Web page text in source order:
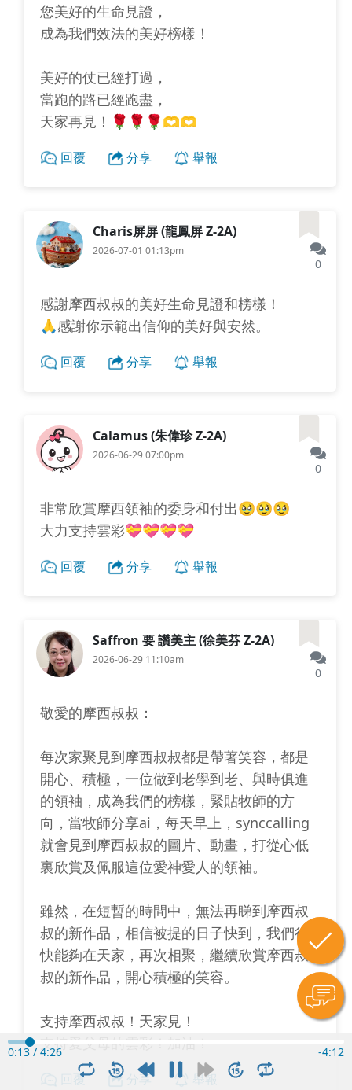
您美好的生命見證，
成為我們效法的美好榜樣！
美好的仗已經打過，
當跑的路已經跑盡，
天家再見！🌹🌹🌹🫶🫶
回覆 分享 舉報
Charis屏屏 (龍鳳屏 Z-2A)
2026-07-01 01:13pm
0
感謝摩西叔叔的美好生命見證和榜樣！
🙏感謝你示範出信仰的美好與安然。
回覆 分享 舉報
Calamus (朱偉珍 Z-2A)
2026-06-29 07:00pm
0
非常欣賞摩西領袖的委身和付出🥹🥹🥹
大力支持雲彩💝💝💝💝
回覆 分享 舉報
Saffron 要 讚美主 (徐美芬 Z-2A)
2026-06-29 11:10am
0
敬愛的摩西叔叔：
每次家聚見到摩西叔叔都是帶著笑容，都是
開心、積極，一位做到老學到老、與時俱進
的領袖，成為我們的榜樣，緊貼牧師的方
向，當牧師分享ai，每天早上，synccalling
就會見到摩西叔叔的圖片、動畫，打從心低
裏欣賞及佩服這位愛神愛人的領袖。
雖然，在短暫的時間中，無法再睇到摩西叔
叔的新作品，相信被提的日子快到，我們很
快能夠在天家，再次相聚，繼續欣賞摩西叔
叔的新作品，開心積極的笑容。
支持摩西叔叔！天家見！
支持愛父母的雲彩！加油！
回覆 分享 舉報
0:14 / 4:26 -4:11